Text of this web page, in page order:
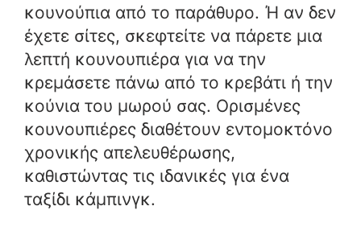
κουνούπια από το παράθυρο. Ή αν δεν
έχετε σίτες, σκεφτείτε να πάρετε μια
λεπτή κουνουπιέρα για να την
κρεμάσετε πάνω από το κρεβάτι ή την
κούνια του μωρού σας. Ορισμένες
κουνουπιέρες διαθέτουν εντομοκτόνο
χρονικής απελευθέρωσης,
καθιστώντας τις ιδανικές για ένα
ταξίδι κάμπινγκ.